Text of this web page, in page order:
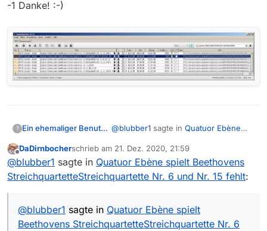
-1 Danke! :-)
? Ein ehemaliger Benutzer @blubber1 sagte in Quatuor Ebène
StreichquartetteStreichquartette Nr. 6
und Nr. 15 fehlt:
@martin-pilgram
Ist schon länger in der Filmliste
17:23 Uhr.
Überprüfe bitte deine
-1 Danke! :-)
Offline
DaDirnbocherschrieb am 21. Dez. 2020, 21:59
zuletzt editiert von
@blubber1 sagte in Quatuor Ebène spielt Beethovens
StreichquartetteStreichquartette Nr. 6 und Nr. 15 fehlt:
@blubber1 sagte in Quatuor Ebène spielt
Beethovens StreichquartetteStreichquartette Nr. 6